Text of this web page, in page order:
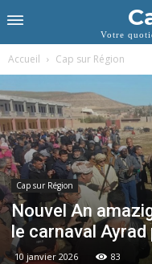
Votre
Accueil Cap sur Région
Cap sur Région
Nouvel An
le carnaval
10 janvier 2026 83